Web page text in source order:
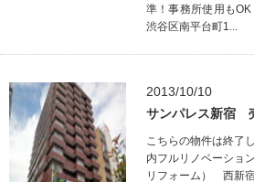
準！事務所使用も
渋谷区南平台町1...
2013/10/10
サンパレス新宿
こちらの物件は終了
内フルリノベーショ
リフォーム） 西